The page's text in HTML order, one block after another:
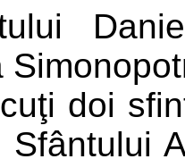
doi
Sfântului